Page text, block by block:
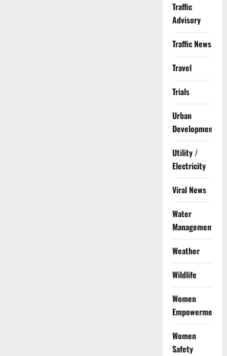
Traffic
Advisory
Traffic News
Travel
Trials
Urban
Development
Utility /
Electricity
Viral News
Water
Management
Weather
Wildlife
Women
Empowerment
Women
Safety